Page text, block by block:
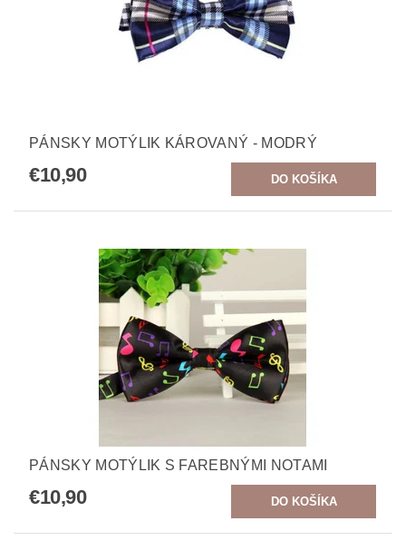
PÁNSKY MOTÝLIK KÁROVANÝ - MODRÝ
€10,90
PÁNSKY MOTÝLIK S FAREBNÝMI NOTAMI
€10,90